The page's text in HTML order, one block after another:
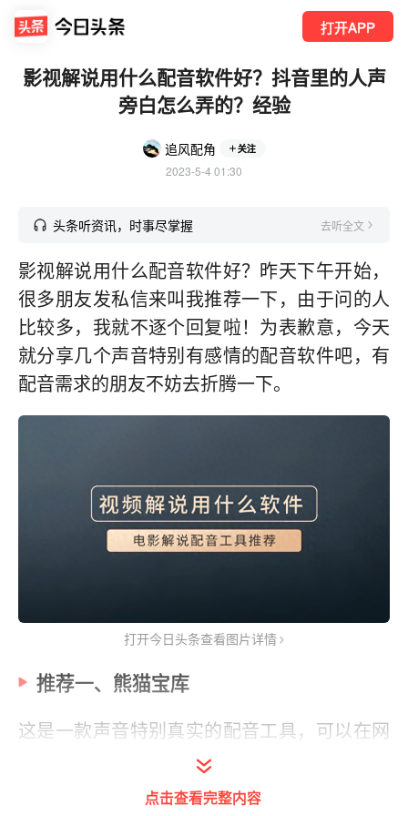
打开APP
影视解说用什么配音软件好？抖音里的人声
旁白怎么弄的？经验
追风配角 关注
2023-5-4 01:30
头条听资讯，时事尽掌握 去听全文
影视解说用什么配音软件好？昨天下午开始，
很多朋友发私信来叫我推荐一下，由于问的人
比较多，我就不逐个回复啦！为表歉意，今天
就分享几个声音特别有感情的配音软件吧，有
配音需求的朋友不妨去折腾一下。
打开今日头条查看图片详情
推荐一、熊猫宝库
这是一款声音特别真实的配音工具，可以在网
页，公众号，APP上使用。里面有500多位智
能配音主播，部分主播可以选择说话时的情
点击查看完整内容